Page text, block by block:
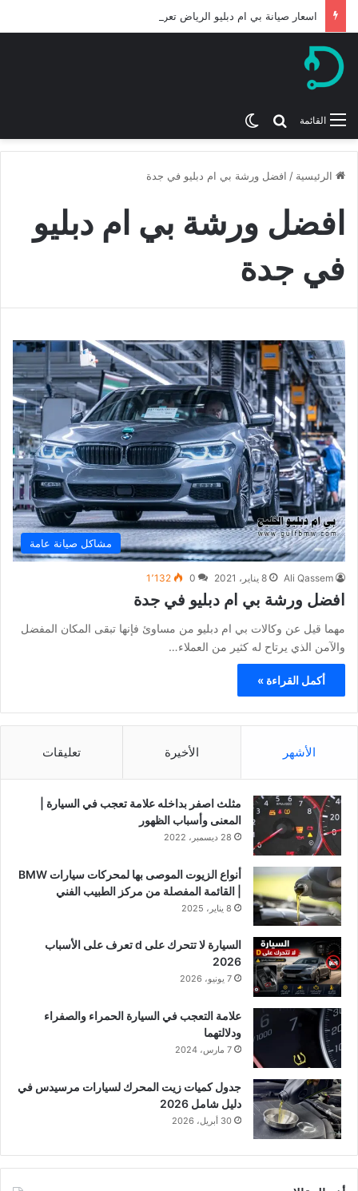
اسعار صيانة بي ام دبليو الرياض تعرف عليها لعام 2026
القائمة بحث عن
الرئيسية / افضل ورشة بي ام دبليو في جدة
افضل ورشة بي ام دبليو
في جدة
مشاكل صيانة عامة
Ali Qassem 8 يناير، 2021 0 1٬132
افضل ورشة بي ام دبليو في جدة
مهما قيل عن وكالات بي ام دبليو من مساوئ فإنها تبقى المكان المفضل
والآمن الذي يرتاح له كثير من العملاء…
أكمل القراءة »
الأشهر الأخيرة تعليقات
مثلث اصفر بداخله علامة تعجب في السيارة |
المعنى وأسباب الظهور
28 ديسمبر، 2022
أنواع الزيوت الموصى بها لمحركات سيارات BMW
| القائمة المفصلة من مركز الطبيب الفني
8 يناير، 2025
السيارة لا تتحرك على d تعرف على الأسباب
2026
7 يونيو، 2026
علامة التعجب في السيارة الحمراء والصفراء
ودلالتهما
7 مارس، 2024
جدول كميات زيت المحرك لسيارات مرسيدس في
دليل شامل 2026
30 أبريل، 2026